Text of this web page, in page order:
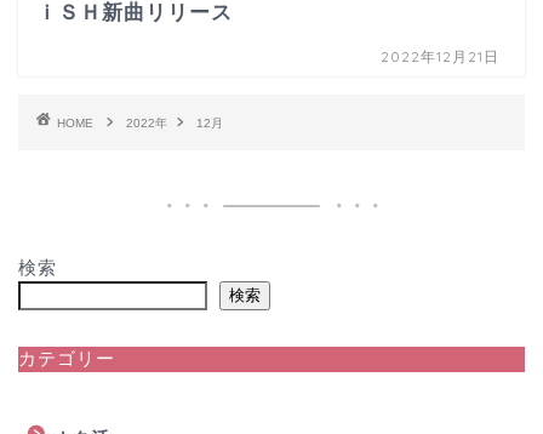
ｉＳＨ新曲リリース
2022年12月21日
HOME 2022年 12月
検索
検索
カテゴリー